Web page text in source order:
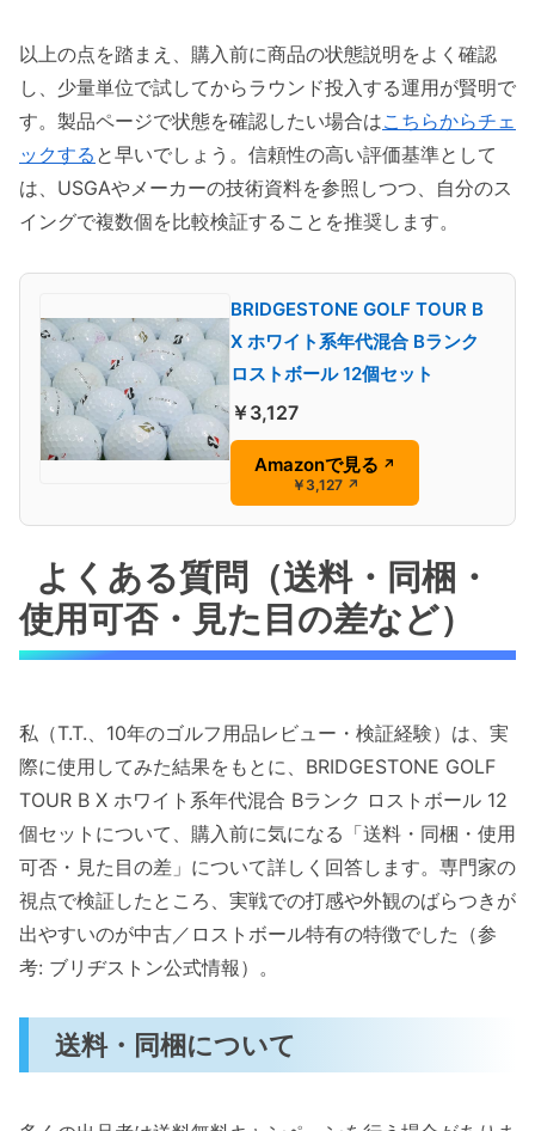
以上の点を踏まえ、購入前に商品の状態説明をよく確認
し、少量単位で試してからラウンド投入する運用が賢明で
す。製品ページで状態を確認したい場合はこちらからチェ
ックする と早いでしょう。信頼性の高い評価基準として
は、USGAやメーカーの技術資料を参照しつつ、自分のス
イングで複数個を比較検証することを推奨します。
BRIDGESTONE GOLF TOUR B
X ホワイト系年代混合 Bランク
ロストボール 12個セット
￥3,127
Amazonで見る ↗
￥3,127 ↗
よくある質問（送料・同梱・
使用可否・見た目の差など）
私（T.T.、10年のゴルフ用品レビュー・検証経験）は、実
際に使用してみた結果をもとに、BRIDGESTONE GOLF
TOUR B X ホワイト系年代混合 Bランク ロストボール 12
個セットについて、購入前に気になる「送料・同梱・使用
可否・見た目の差」について詳しく回答します。専門家の
視点で検証したところ、実戦での打感や外観のばらつきが
出やすいのが中古／ロストボール特有の特徴でした（参
考: ブリヂストン公式情報）。
送料・同梱について